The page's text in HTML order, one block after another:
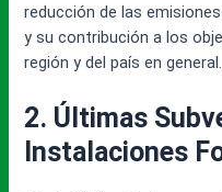
reducción de las
y su contribución a los
región y del país en general.
2. Últimas
Instalaciones